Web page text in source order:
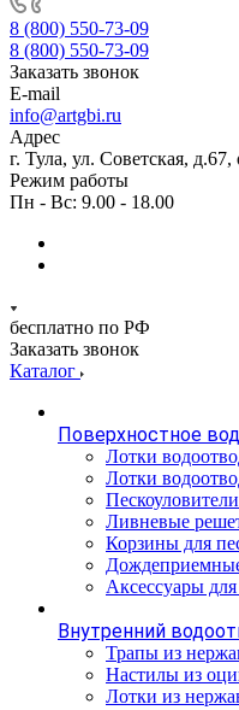
8 (800) 550-73-09
8 (800) 550-73-09
Заказать звонок
E-mail
info@artgbi.ru
Адрес
г. Тула, ул. Советская,
Режим работы
Пн - Вс: 9.00 - 18.00
бесплатно по РФ
Заказать звонок
Каталог
Поверхностное
Лотки
Лотки
Пескоуловители
Ливневые
Корзины для
Аксессуары для
Внутренний
Трапы из
Настилы из
Лотки из